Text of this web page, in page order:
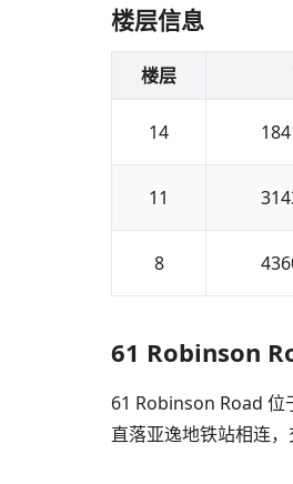
楼层信息
楼层
14
11
8
61 Robinson
61 Robinson Road 位
直落亚逸地铁站相连